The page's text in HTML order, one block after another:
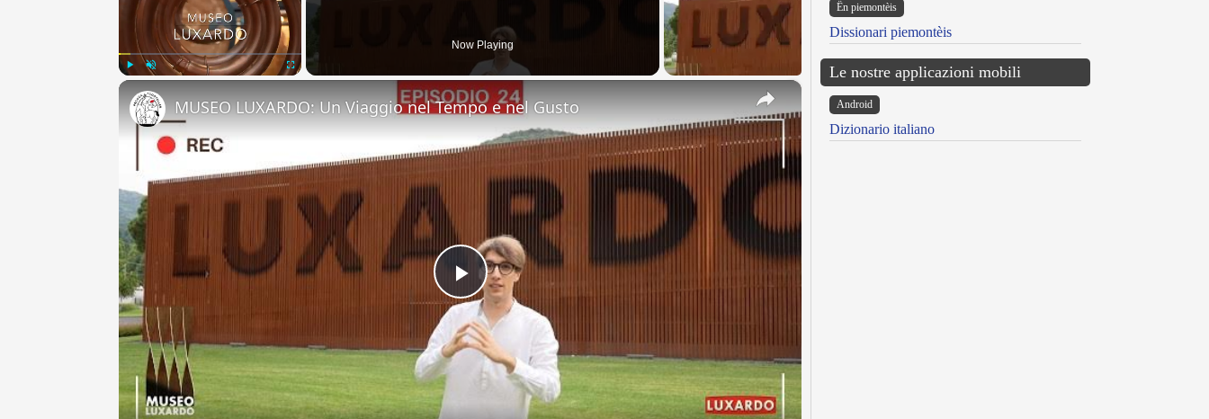
Now Playing
×
Play
Video
MUSEO LUXARDO: Un Viaggio nel Tempo e nel Gusto
Ën piemontèis
Dissionari piemontèis
Le nostre applicazioni mobili
Android
Dizionario italiano